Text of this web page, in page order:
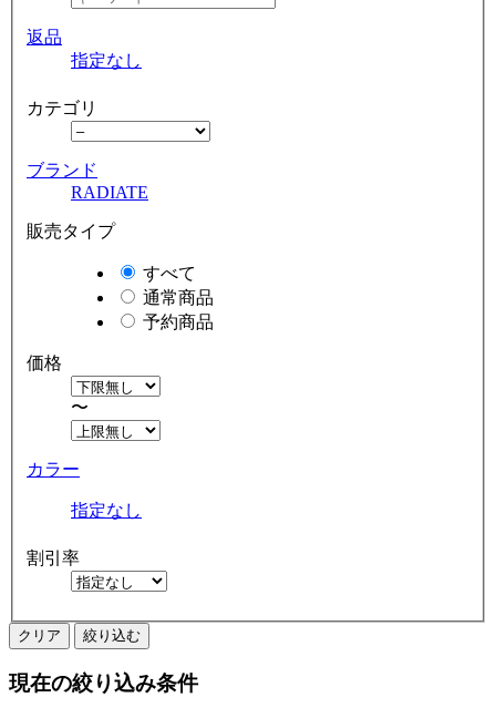
返品
指定なし
カテゴリ
ブランド
RADIATE
販売タイプ
すべて
通常商品
予約商品
価格
〜
カラー
指定なし
割引率
クリア 絞り込む
現在の絞り込み条件